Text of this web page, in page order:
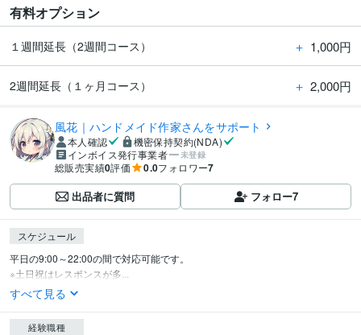
有料オプション
１週間延長（2週間コース） ＋ 1,000円
2週間延長（１ヶ月コース） ＋ 2,000円
風花｜ハンドメイド作家さんをサポート
本人確認
機密保持契約(NDA)
インボイス発行事業者
未登録
総販売実績0評価 0.0フォロワー7
出品者に質問 フォロー7
スケジュール
平日の9:00～22:00の間で対応可能です。
※土日祝はレスポンスが多...
すべて見る
経験職種